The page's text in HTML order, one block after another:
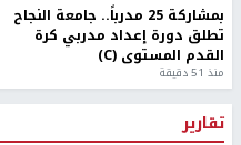
بمشاركة 25 مدرباً.. جامعة النجاح
تطلق دورة إعداد مدربي كرة
القدم المستوى (C)
منذ 51 دقيقة
تقارير